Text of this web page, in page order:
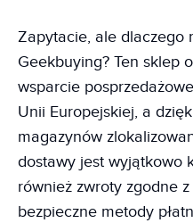
Zapytacie, ale dlaczego
Geekbuying? Ten sklep
wsparcie
Unii Europejskiej, a
magazynów
dostawy jest wyjątkowo
również zwroty zgodne
bezpieczne metody